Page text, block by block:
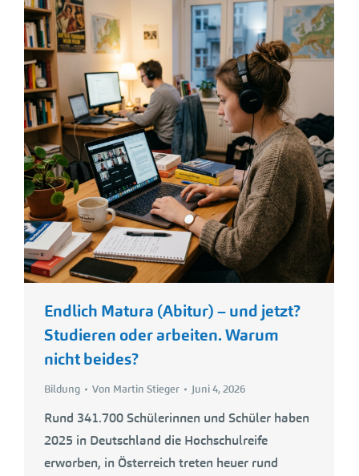
Endlich Matura (Abitur) – und jetzt?
Studieren oder arbeiten. Warum
nicht beides?
Bildung Von Martin Stieger Juni 4, 2026
Rund 341.700 Schülerinnen und Schüler haben
2025 in Deutschland die Hochschulreife
erworben, in Österreich treten heuer rund